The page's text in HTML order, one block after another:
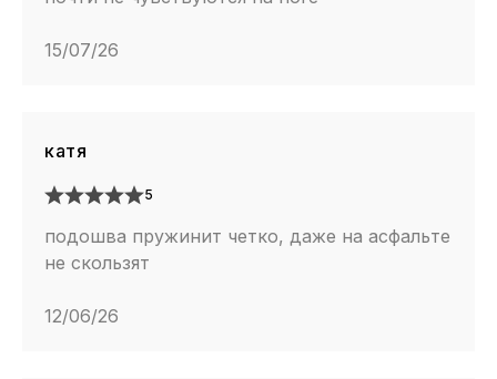
15/07/26
катя
5
подошва пружинит четко, даже на асфальте
не скользят
12/06/26